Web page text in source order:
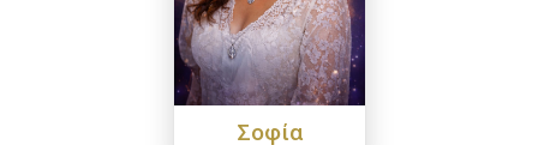
Σοφία